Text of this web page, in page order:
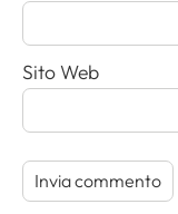
Sito Web